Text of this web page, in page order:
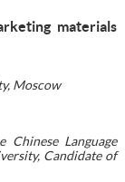
materials
, Moscow
Language
Candidate of